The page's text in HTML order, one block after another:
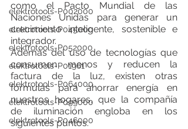
elektrotools-P002000
elektrotools-P045000
elektrotools-P052000
elektrotools-P01961
elektrotools-P064000
elektrotools-P099000
elektrotools-P046000
como el Pacto Mundial de las
Naciones Unidas para generar un
crecimiento inteligente, sostenible e
integrador.
Además del uso de tecnologías que
consumen menos y reducen la
factura de la luz, existen otras
fórmulas para ahorrar energía en
nuestros hogares, que la compañía
de iluminación engloba en los
siguientes puntos.